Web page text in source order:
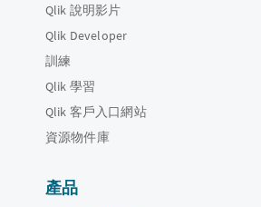
Qlik 說明影片
Qlik Developer
訓練
Qlik 學習
Qlik 客戶入口網站
資源物件庫
產品